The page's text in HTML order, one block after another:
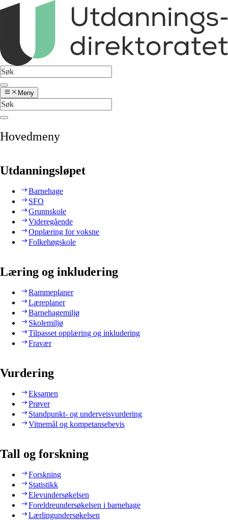
Meny
Hovedmeny
Utdanningsløpet
Barnehage
SFO
Grunnskole
Videregående
Opplæring for voksne
Folkehøgskole
Læring og inkludering
Rammeplaner
Læreplaner
Barnehagemiljø
Skolemiljø
Tilpasset opplæring og inkludering
Fravær
Vurdering
Eksamen
Prøver
Standpunkt- og underveisvurdering
Vitnemål og kompetansebevis
Tall og forskning
Forskning
Statistikk
Elevundersøkelsen
Foreldreundersøkelsen i barnehage
Lærlingundersøkelsen